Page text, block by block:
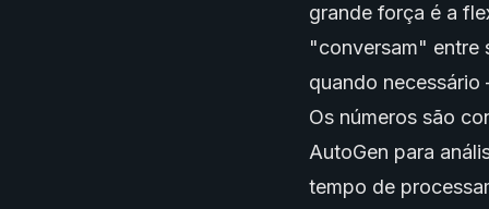
grande força é a
"conversam" entre
quando
Os números são
AutoGen para
tempo de